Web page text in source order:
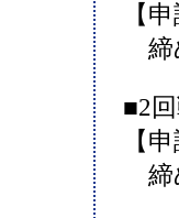
【
締
■2回
【
締